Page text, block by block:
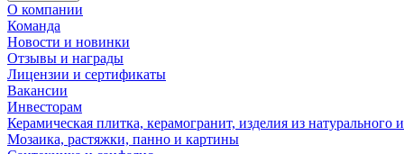
О компании
Команда
Новости и новинки
Отзывы и награды
Лицензии и сертификаты
Вакансии
Инвесторам
Керамическая плитка, керамогранит, изделия из натурального
Мозаика, растяжки, панно и картины